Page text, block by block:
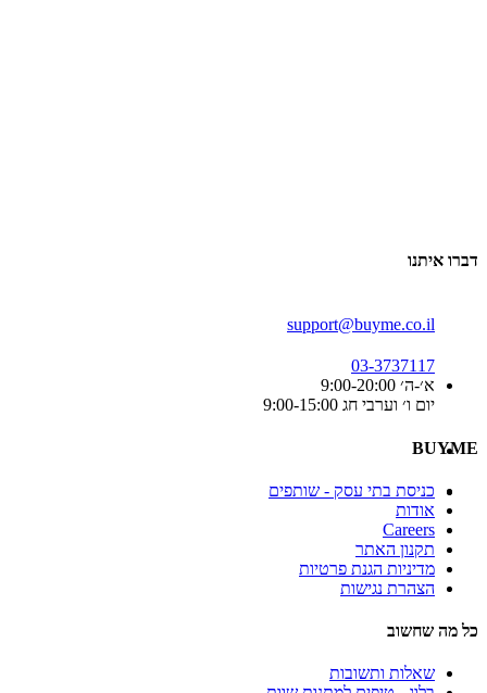
דברו איתנו
support@buyme.co.il
03-3737117
א׳-ה׳ 9:00-20:00
יום ו׳ וערבי חג 9:00-15:00
BUYME
כניסת בתי עסק - שותפים
אודות
Careers
תקנון האתר
מדיניות הגנת פרטיות
הצהרת נגישות
כל מה שחשוב
שאלות ותשובות